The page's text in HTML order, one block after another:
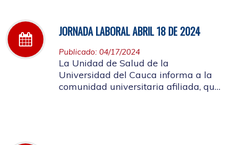
JORNADA LABORAL ABRIL 18 DE 2024
Publicado: 04/17/2024
La Unidad de Salud de la
Universidad del Cauca informa a la
comunidad universitaria afiliada, que